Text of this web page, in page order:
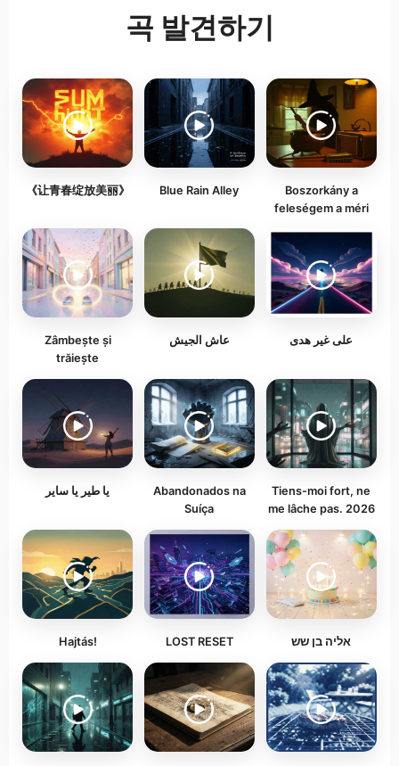
곡 발견하기
《让青春绽放美丽》 Blue Rain Alley
Boszorkány a
feleségem a méri
Zâmbește și
trăiește
عاش الجيش على غير هدى
يا طير يا ساير
Abandonados na
Suíça
Tiens-moi fort, ne
me lâche pas. 2026
Hajtás! LOST RESET אליה בן שש